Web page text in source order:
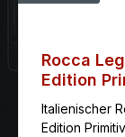
Rocca
Edition
Italienischer
Edition